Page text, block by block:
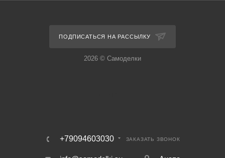
ПОДПИСАТЬСЯ НА РАССЫЛКУ
2026 © Самоделки
+79094603030 ЗАКАЗАТЬ ЗВОНОК